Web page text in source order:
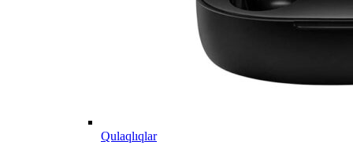
Qulaqlıqlar